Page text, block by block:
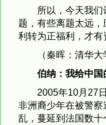
所以，今天我
题，有些离题太远
利转为正福利，才有
（秦晖：清华
伯纳：我给中国
2005年10月27日
非洲裔少年在被警
乱，蔓延到法国数